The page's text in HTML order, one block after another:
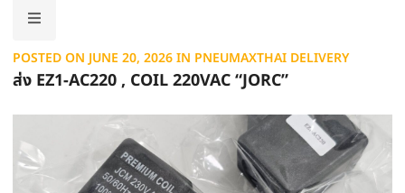
POSTED ON JUNE 20, 2026IN PNEUMAXTHAI DELIVERY
ส่ง EZ1-AC220 , COIL 220VAC “JORC”